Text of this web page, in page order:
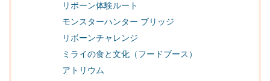
リボーン体験ルート
モンスターハンター ブリッジ
リボーンチャレンジ
ミライの食と文化（フードブース）
アトリウム